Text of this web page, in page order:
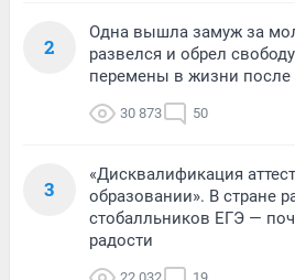
2
Одна вышла замуж за
развелся и обрел
перемены в жизни после
30 873 50
3
«Дисквалификация
образовании». В стране
стобалльников ЕГЭ —
радости